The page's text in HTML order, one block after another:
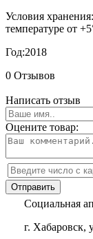
Условия хранения:
температуре от
Год:2018
0 Отзывов
Написать отзыв
Оцените товар:
Социальная
г. Хабаровск,